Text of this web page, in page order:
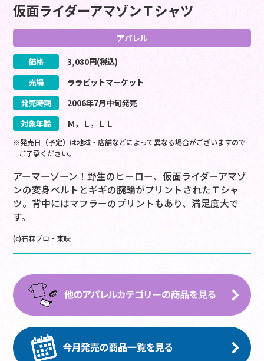
仮面ライダーアマゾンＴシャツ
アパレル
価格 3,080円(税込)
売場
ララビットマーケット
発売時期
2006年7月中旬発売
対象年齢
Ｍ，Ｌ，ＬＬ
※発売日（予定）は地域・店舗などによって異なる場合がございますので
ご了承ください。
アーマーゾーン！野生のヒーロー、仮面ライダーアマゾ
ンの変身ベルトとギギの腕輪がプリントされたＴシャ
ツ。背中にはマフラーのプリントもあり、満足度大で
す。
(c)石森プロ・東映